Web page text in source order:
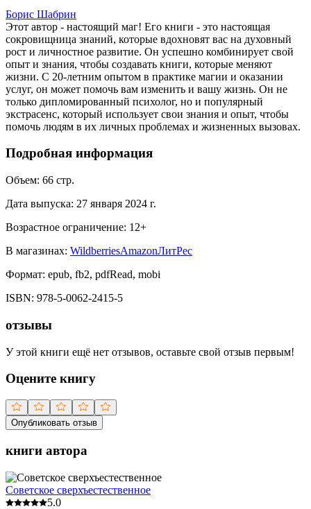
Борис Шабрин
Этот автор - настоящий маг! Его книги - это настоящая
сокровищница знаний, которые вдохновят вас на духовный
рост и личностное развитие. Он успешно комбинирует свой
опыт и знания, чтобы создавать книги, которые меняют
жизни. С 20-летним опытом в практике магии и оказании
услуг, он может помочь вам изменить и вашу жизнь. Он не
только дипломированный психолог, но и популярный
экстрасенс, который использует свои знания и опыт, чтобы
помочь людям в их личных проблемах и жизненных вызовах.
Подробная информация
Объем: 66 стр.
Дата выпуска: 27 января 2024 г.
Возрастное ограничение: 12+
В магазинах: WildberriesAmazonЛитРес
Формат: epub, fb2, pdfRead, mobi
ISBN: 978-5-0062-2415-5
отзывы
У этой книги ещё нет отзывов, оставьте свой отзыв первым!
Оцените книгу
Опубликовать отзыв
книги автора
Советское сверхъестественное
5.0